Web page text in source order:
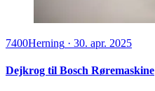
7400Herning · 30. apr. 2025
Dejkrog til Bosch Røremaskine